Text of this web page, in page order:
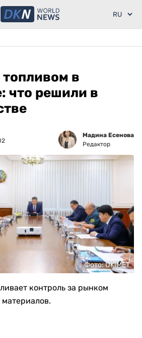
в
что решили в
Мадина Есенова
Редактор
Фото: UKIMET
контроль за рынком